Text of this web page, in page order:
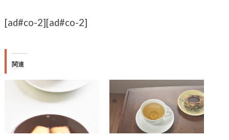
[ad#co-2][ad#co-2]
関連